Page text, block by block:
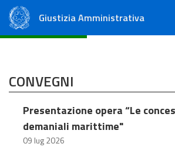
Giustizia Amministrativa
CONVEGNI
Presentazione opera “Le
demaniali marittime"
09 lug 2026